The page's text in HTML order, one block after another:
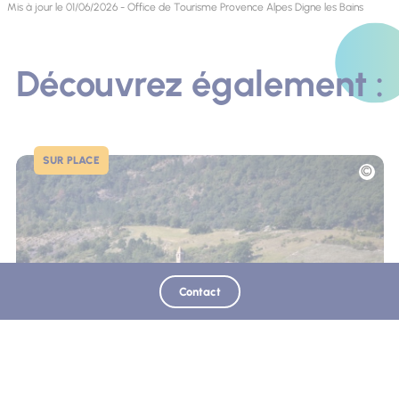
Mis à jour le 01/06/2026 - Office de Tourisme Provence Alpes Digne les Bains
Découvrez également :
PhotoSUR PLACE
Contact